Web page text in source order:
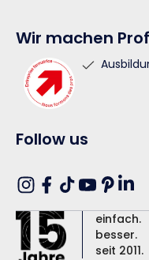
Wir machen
Follow us
Instagram
Facebook
TikTokYouTube
Pinterest
einfach.
besser.
seit 2011.